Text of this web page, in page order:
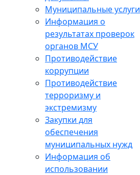
Муниципальные услуги
Информация о
результатах проверок
органов МСУ
Противодействие
коррупции
Противодействие
терроризму и
экстремизму
Закупки для
обеспечения
муниципальных нужд
Информация об
использовании